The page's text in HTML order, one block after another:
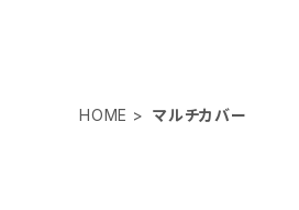
HOME マルチカバー